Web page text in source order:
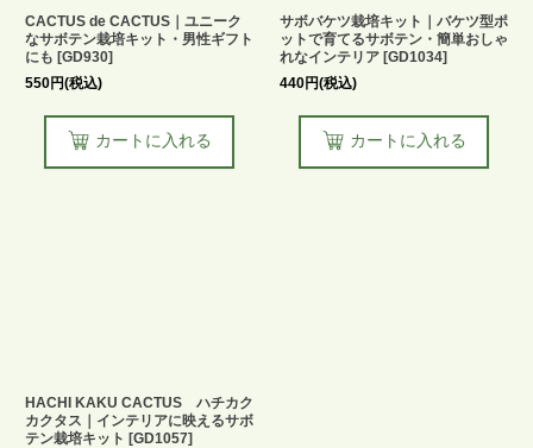
CACTUS de CACTUS｜ユニーク
なサボテン栽培キット・男性ギフト
にも [GD930]
550円(税込)
カートに入れる
サボバケツ栽培キット｜バケツ型ポ
ットで育てるサボテン・簡単おしゃ
れなインテリア [GD1034]
440円(税込)
カートに入れる
HACHI KAKU CACTUS ハチカク
カクタス｜インテリアに映えるサボ
テン栽培キット [GD1057]